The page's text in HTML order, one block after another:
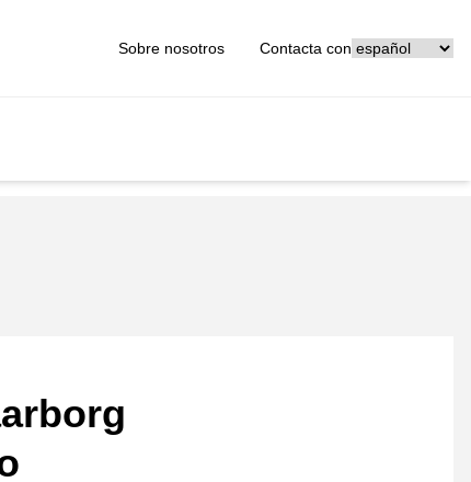
Sobre nosotros Contacta con